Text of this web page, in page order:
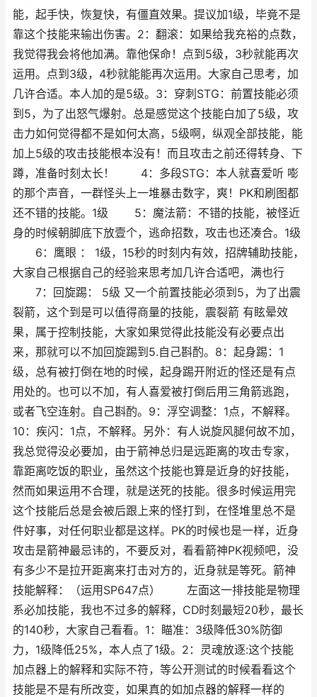
能，起手快，恢复快，有僵直效果。提议加1级，毕竟不是
靠这个技能来输出伤害。2：翻滚：如果给我充裕的点数，
我觉得我会将他加满。靠他保命！点到5级，3秒就能再次
运用。点到3级，4秒就能能再次运用。大家自己思考，加
几许合适。本人加的是5级。3：穿刺STG：前置技能必须
到5，为了出怒气爆射。总是感觉这个技能白加了5级，攻
击力如何觉得都不是如何太高，5级啊，纵观全部技能，能
加上5级的攻击技能根本没有！而且攻击之前还得转身、下
蹲，准备时刻太长！ 4：多段STG：本人就喜爱听 嘭
的那个声音，一群怪头上一堆暴击数字，爽！PK和刷图都
还不错的技能。1级 5：魔法箭：不错的技能，被怪近
身的时候朝脚底下放壹个，逃命招数，攻击也还凑合。1级
6：鹰眼 ： 1级，15秒的时刻内有效，招牌辅助技能，
大家自己根据自己的经验来思考加几许合适吧，满也行
7：回旋踢： 5级 又一个前置技能必须到5，为了出震
裂箭，这个到是可以值得商量的技能，震裂箭 有眩晕效
果，属于控制技能，大家如果觉得此技能没有必要点出
来，那就可以不加回旋踢到5.自己斟酌。8：起身踢：1
级，总有被打倒在地的时候，起身踢开附近的怪还是有点
用处的。也可以不加，有人喜爱被打倒后用三角箭逃跑，
或者飞空连射。自己斟酌。9：浮空调整：1点，不解释。
10：疾闪：1点，不解释。另外：有人说旋风腿何故不加，
我总觉得没必要加，由于箭神总归是远距离的攻击专家，
靠距离吃饭的职业，虽然这个技能也算是近身的好技能，
然而如果运用不合理，就是送死的技能。很多时候运用完
这个技能后总是会被后跟上来的怪打到，在怪堆里总不是
件好事，对任何职业都是这样。PK的时候也是一样，近身
攻击是箭神最忌讳的，不要反对，看看箭神PK视频吧，没
有多少不是拉开距离来打击对方的，近身就是等死。箭神
技能解释：（运用SP647点） 左面这一排技能是物理
系必加技能，我也不过多的解释，CD时刻最短20秒，最长
的140秒，大家自己看看。1：瞄准：3级降低30%防御
力，1级降低25%，本人点了1级。2：灵魂放逐:这个技能
加点器上的解释和实际不符，等公开测试的时候看看这个
技能是不是有所改变，如果真的如加点器的解释一样的